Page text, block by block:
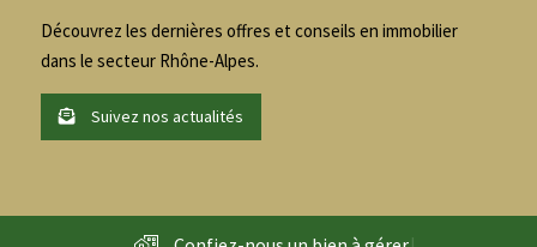
Découvrez les dernières offres et conseils en immobilier
dans le secteur Rhône-Alpes.
Suivez nos actualités